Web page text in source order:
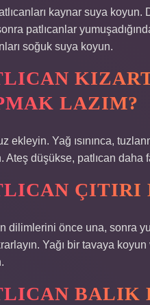
kaynar suya
patlıcanlar
soğuk suya koyun.
LAZIM?
ekleyin. Yağ ısınınca,
Ateş düşükse, patlıcan
ÇITIRI
dilimlerini önce una, sonra
Yağı bir tavaya koyun
BALIK